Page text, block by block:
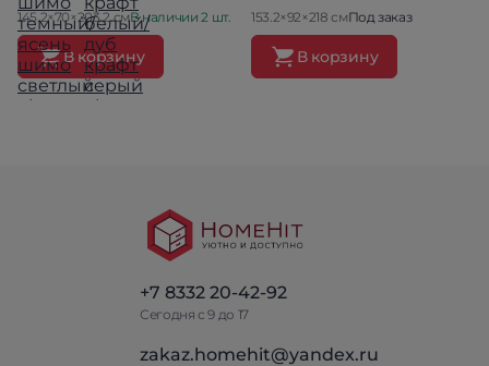
145.2×70×203.2 смВ наличии 2 шт.
В корзину
153.2×92×218 смПод заказ
В корзину
+7 8332 20-42-92
Сегодня с 9 до 17
zakaz.homehit@yandex.ru